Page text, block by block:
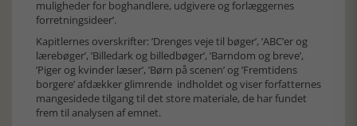
muligheder for boghandlere, udgivere og forlæggernes
forretningsideer’.
Kapitlernes overskrifter: ’Drenges veje til bøger’, ’ABC’er og
lærebøger’, ’Billedark og billedbøger’, ’Barndom og breve’,
’Piger og kvinder læser’, ’Børn på scenen’ og ’Fremtidens
borgere’ afdækker glimrende indholdet og viser forfatternes
mangesidede tilgang til det store materiale, de har fundet
frem til analysen af emnet.